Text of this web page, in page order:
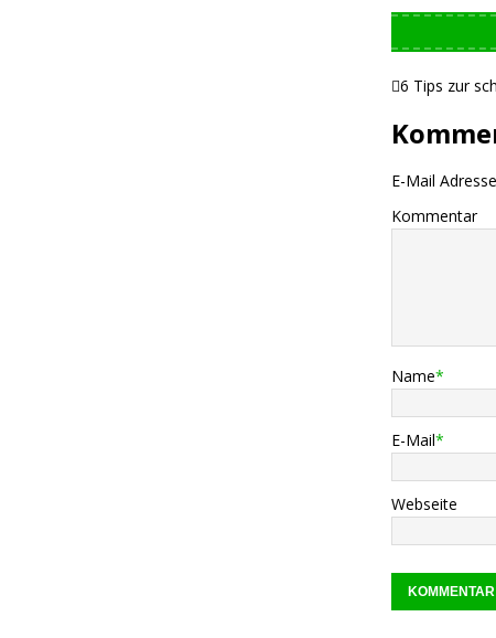
6 Tips zur
E-Mail
Kommentar
Name*
E-Mail*
Webseite